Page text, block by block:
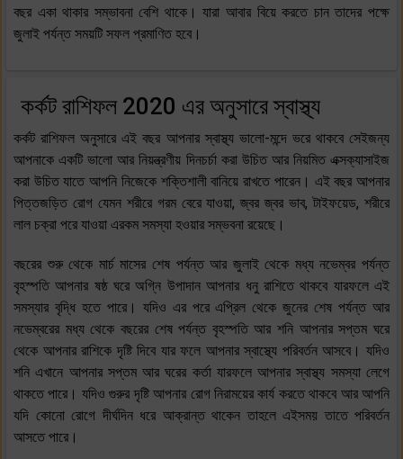
বছর একা থাকার সম্ভাবনা বেশি থাকে। যারা আবার বিয়ে করতে চান তাদের পক্ষে
জুলাই পর্যন্ত সময়টি সফল প্রমাণিত হবে।
কর্কট রাশিফল 2020 এর অনুসারে স্বাস্থ্য
কর্কট রাশিফল অনুসারে এই বছর আপনার স্বাস্থ্য ভালো-মন্দে ভরে থাকবে সেইজন্য
আপনাকে একটি ভালো আর নিয়ন্ত্রণীয় দিনচর্চা করা উচিত আর নিয়মিত এক্সক্যাসাইজ
করা উচিত যাতে আপনি নিজেকে শক্তিশালী বানিয়ে রাখতে পারেন। এই বছর আপনার
পিত্তজড়িত রোগ যেমন শরীরে গরম বেরে যাওয়া, জ্বর জ্বর ভাব, টাইফয়েড, শরীরে
লাল চক্রা পরে যাওয়া এরকম সমস্যা হওয়ার সম্ভবনা রয়েছে।
বছরের শুরু থেকে মার্চ মাসের শেষ পর্যন্ত আর জুলাই থেকে মধ্য নভেম্বর পর্যন্ত
বৃহস্পতি আপনার ষষ্ঠ ঘরে অগ্নি উপাদান আপনার ধনু রাশিতে থাকবে যারফলে এই
সমস্যার বৃদ্ধি হতে পারে। যদিও এর পরে এপ্রিল থেকে জুনের শেষ পর্যন্ত আর
নভেম্বরের মধ্য থেকে বছরের শেষ পর্যন্ত বৃহস্পতি আর শনি আপনার সপ্তম ঘরে
থেকে আপনার রাশিকে দৃষ্টি দিবে যার ফলে আপনার স্বাস্থ্যে পরিবর্তন আসবে। যদিও
শনি এখানে আপনার সপ্তম আর ঘরের কর্তা যারফলে আপনার স্বাস্থ্য সমস্যা লেগে
থাকতে পারে। যদিও গুরুর দৃষ্টি আপনার রোগ নিরাময়ের কার্য করতে থাকবে আর আপনি
যদি কোনো রোগে দীর্ঘদিন ধরে আক্রান্ত থাকেন তাহলে এইসময় তাতে পরিবর্তন
আসতে পারে।